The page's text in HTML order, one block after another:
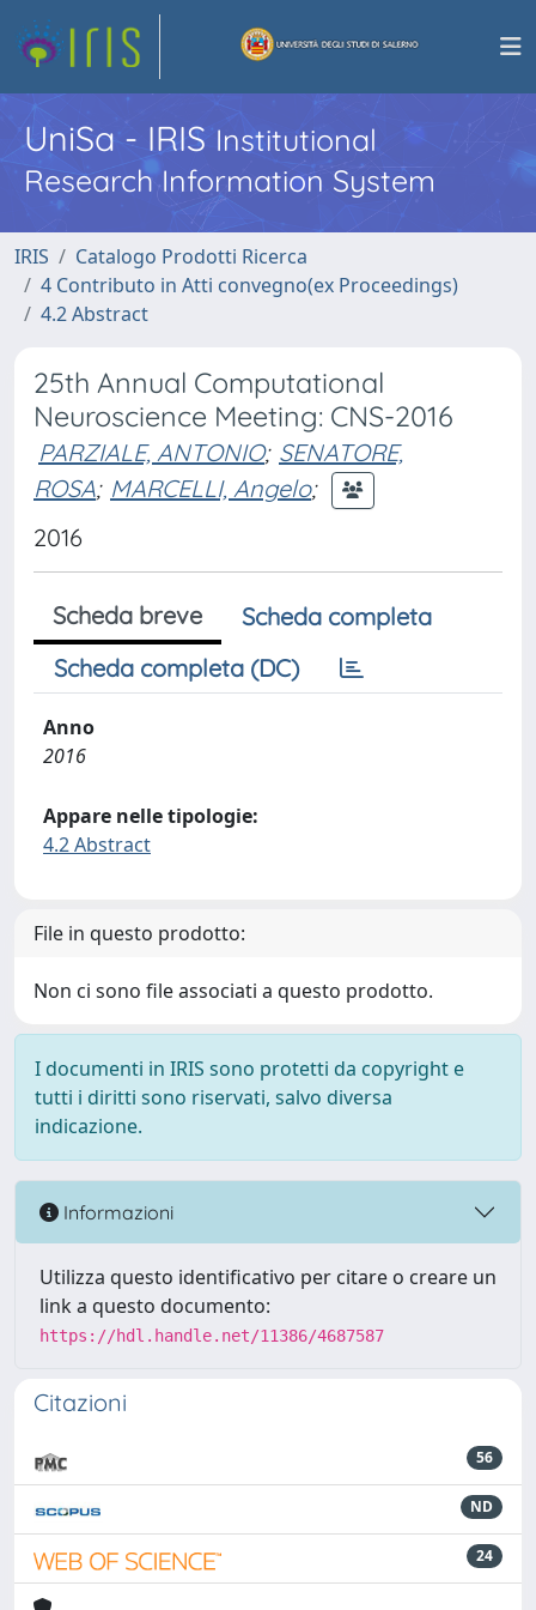
UniSa - IRISInstitutional
Research Information System
IRIS
Catalogo Prodotti Ricerca
4 Contributo in Atti convegno(ex Proceedings)
4.2 Abstract
25th Annual Computational
Neuroscience Meeting: CNS-2016
PARZIALE, ANTONIO; SENATORE,
ROSA; MARCELLI, Angelo;
2016
Scheda breve
Scheda completa
Scheda completa (DC)
Anno
2016
Appare nelle tipologie:
4.2 Abstract
File in questo prodotto:
Non ci sono file associati a questo prodotto.
I documenti in IRIS sono protetti da copyright e
tutti i diritti sono riservati, salvo diversa
indicazione.
Informazioni
Utilizza questo identificativo per citare o creare un
link a questo documento:
https://hdl.handle.net/11386/4687587
Citazioni
56
ND
24